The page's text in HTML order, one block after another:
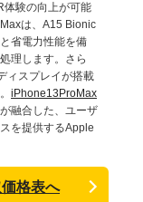
体験の向上が可能
は、A15 Bionic
省電力性能を備
理します。さら
ィスプレイが搭載
iPhone13ProMax
融合した、ユーザ
を提供するApple
格表へ